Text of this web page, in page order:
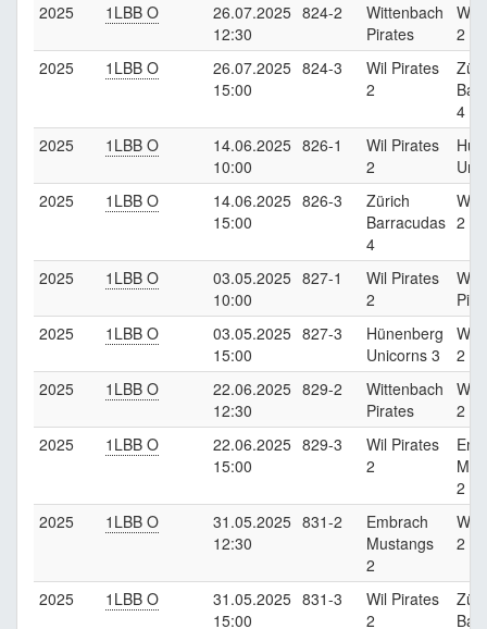
2025
1LBB O
26.07.2025
12:30
824-2
Wittenbach
Pirates
Wil
2
2025
1LBB O
26.07.2025
15:00
824-3
Wil Pirates
2
4
2025
1LBB O
14.06.2025
10:00
826-1
Wil Pirates
2
2025
1LBB O
14.06.2025
15:00
826-3
Zürich
Barracudas
4
Wil
2
2025 1LBB O
03.05.2025
10:00
827-1
Wil Pirates
2
2025
1LBB O
03.05.2025
15:00
827-3
Hünenberg
Unicorns 3
Wil
2
2025
1LBB O
22.06.2025
12:30
829-2
Wittenbach
Pirates
Wil
2
2025
1LBB O
22.06.2025
15:00
829-3
Wil Pirates
2
2
2025
1LBB O
31.05.2025
12:30
831-2
Embrach
Mustangs
2
Wil
2
2025 1LBB O
31.05.2025
15:00
831-3
Wil Pirates
2